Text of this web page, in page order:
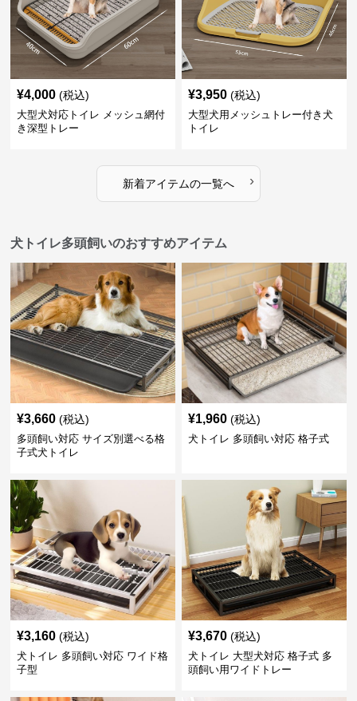
¥4,000 (税込)
大型犬対応トイレ メッシュ網付
き深型トレー
¥3,950 (税込)
大型犬用メッシュトレー付き犬
トイレ
新着アイテムの一覧へ ›
犬トイレ多頭飼いのおすすめアイテム
¥3,660 (税込)
多頭飼い対応 サイズ別選べる格
子式犬トイレ
¥1,960 (税込)
犬トイレ 多頭飼い対応 格子式
¥3,160 (税込)
犬トイレ 多頭飼い対応 ワイド格
子型
¥3,670 (税込)
犬トイレ 大型犬対応 格子式 多
頭飼い用ワイドトレー